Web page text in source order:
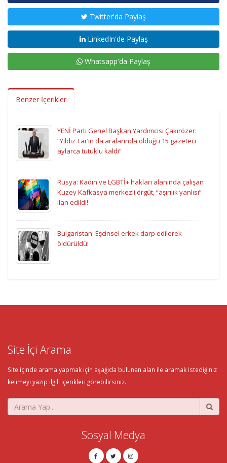
Twitter'da Paylaş
LinkedIn'de Paylaş
Whatsapp'da Paylaş
Benzer İçerikler
YENİ Parti Genel Başkan Yardımcısı Çakırözer:
“Yıldız Tar’ın da aralarında olduğu 15 gazeteci
aylarca tutuklu kaldı”
Rusya: Kadın ve LGBTİ+ hakları alanında çalışan
Kuzey Kafkasya merkezli örgüt, “aşırılık yanlısı”
ilan edildi!
Bulgaristan: Eşcinsel erkek darp edilerek
öldürüldü!
Site İçi Arama
Site içinde arama yapmak için aşağıda bulunan alan ile aramak istediğiniz
kelimeyi yazıp ilgili içerikleri görebilirsiniz.
Sosyal Medya